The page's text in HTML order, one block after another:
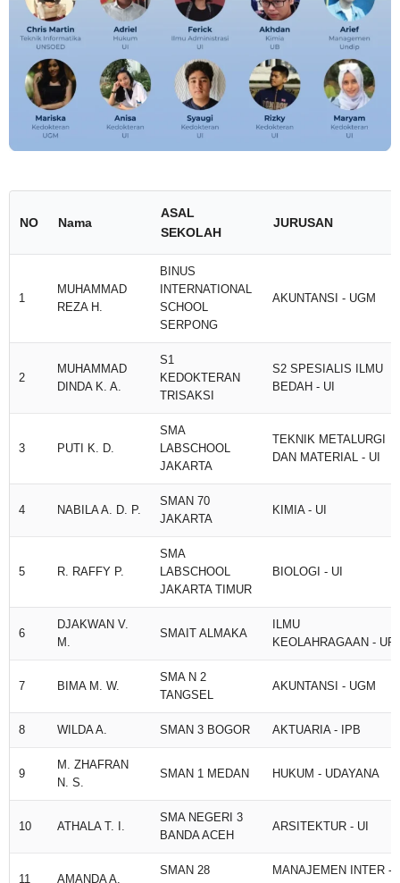
NO Nama
ASAL
SEKOLAH
JURUSAN
1
MUHAMMAD
REZA H.
BINUS
INTERNATIONAL
SCHOOL
SERPONG
AKUNTANSI - UGM
2
MUHAMMAD
DINDA K. A.
S1
KEDOKTERAN
TRISAKSI
S2 SPESIALIS ILMU
BEDAH - UI
3 PUTI K. D.
SMA
LABSCHOOL
JAKARTA
TEKNIK METALURGI
DAN MATERIAL - UI
4 NABILA A. D. P.
SMAN 70
JAKARTA
KIMIA - UI
5 R. RAFFY P.
SMA
LABSCHOOL
JAKARTA TIMUR
BIOLOGI - UI
6
DJAKWAN V.
M.
SMAIT ALMAKA
ILMU
KEOLAHRAGAAN - UPI
7 BIMA M. W.
SMA N 2
TANGSEL
AKUNTANSI - UGM
8 WILDA A. SMAN 3 BOGOR AKTUARIA - IPB
9
M. ZHAFRAN
N. S.
SMAN 1 MEDAN HUKUM - UDAYANA
10 ATHALA T. I.
SMA NEGERI 3
BANDA ACEH
ARSITEKTUR - UI
11 AMANDA A.
SMAN 28
MANAJEMEN INTER -